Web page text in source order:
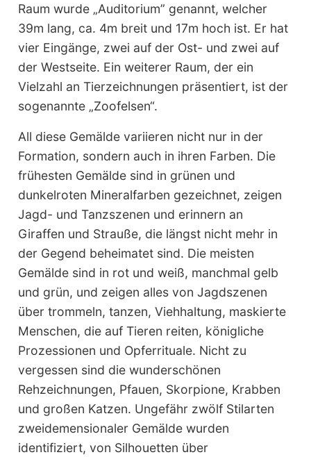
Raum wurde „Auditorium” genannt, welcher
39m lang, ca. 4m breit und 17m hoch ist. Er hat
vier Eingänge, zwei auf der Ost- und zwei auf
der Westseite. Ein weiterer Raum, der ein
Vielzahl an Tierzeichnungen präsentiert, ist der
sogenannte „Zoofelsen“.
All diese Gemälde variieren nicht nur in der
Formation, sondern auch in ihren Farben. Die
frühesten Gemälde sind in grünen und
dunkelroten Mineralfarben gezeichnet, zeigen
Jagd- und Tanzszenen und erinnern an
Giraffen und Strauße, die längst nicht mehr in
der Gegend beheimatet sind. Die meisten
Gemälde sind in rot und weiß, manchmal gelb
und grün, und zeigen alles von Jagdszenen
über trommeln, tanzen, Viehhaltung, maskierte
Menschen, die auf Tieren reiten, königliche
Prozessionen und Opferrituale. Nicht zu
vergessen sind die wunderschönen
Rehzeichnungen, Pfauen, Skorpione, Krabben
und großen Katzen. Ungefähr zwölf Stilarten
zweidemensionaler Gemälde wurden
identifiziert, von Silhouetten über